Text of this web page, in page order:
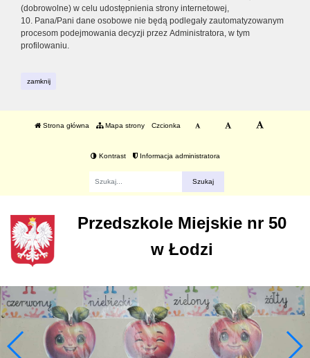
(dobrowolne) w celu udostępnienia strony internetowej,
10. Pana/Pani dane osobowe nie będą podlegały zautomatyzowanym
procesom podejmowania decyzji przez Administratora, w tym
profilowaniu.
zamknij
Strona główna Mapa strony Czcionka
Kontrast Informacja administratora
Przedszkole Miejskie nr 50
w Łodzi